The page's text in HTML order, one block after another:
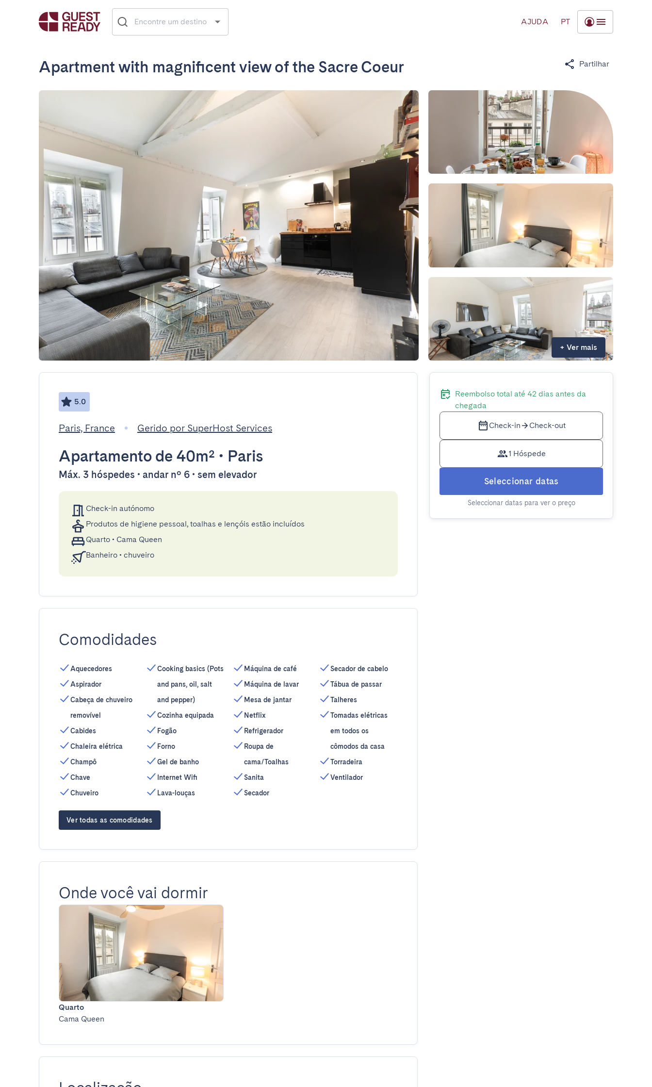
AJUDA PT
Apartment with magnificent view of the Sacre Coeur Partilhar
+ Ver mais
5.0
Paris, France Gerido por SuperHost Services
Apartamento de 40m² • Paris
Máx. 3 hóspedes • andar nº 6 • sem elevador
Check-in autónomo
Produtos de higiene pessoal, toalhas e lençóis estão incluídos
Quarto • Cama Queen
Banheiro • chuveiro
Comodidades
Aquecedores
Aspirador
Cabeça de chuveiro
removível
Cabides
Chaleira elétrica
Champô
Chave
Chuveiro
Cooking basics (Pots
and pans, oil, salt
and pepper)
Cozinha equipada
Fogão
Forno
Gel de banho
Internet Wifi
Lava-louças
Máquina de café
Máquina de lavar
Mesa de jantar
Netflix
Refrigerador
Roupa de
cama/Toalhas
Sanita
Secador
Secador de cabelo
Tábua de passar
Talheres
Tomadas elétricas
em todos os
cômodos da casa
Torradeira
Ventilador
Ver todas as comodidades
Onde você vai dormir
Quarto
Cama Queen
Reembolso total até 42 dias antes da
chegada
Check-in Check-out
1 Hóspede
Seleccionar datas
Seleccionar datas para ver o preço